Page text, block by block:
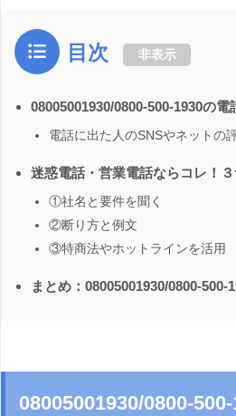
目次 非表示
08005001930/0800-500-1930の電
電話に出た人のSNSやネットの
迷惑電話・営業電話ならコレ！
①社名と要件を聞く
②断り方と例文
③特商法やホットラインを活用
まとめ：08005001930/0800-500-
08005001930/0800-